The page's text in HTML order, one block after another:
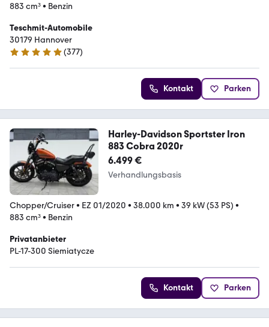
883 cm³• Benzin
Teschmit-Automobile
30179 Hannover
4.8 Sterne
(377)
Kontakt Parken
Harley-Davidson Sportster Iron
883 Cobra 2020r
6.499 €
Verhandlungsbasis
Chopper/Cruiser• EZ 01/2020 • 38.000 km • 39 kW (53 PS) •
883 cm³• Benzin
Privatanbieter
PL-17-300 Siemiatycze
Kontakt Parken